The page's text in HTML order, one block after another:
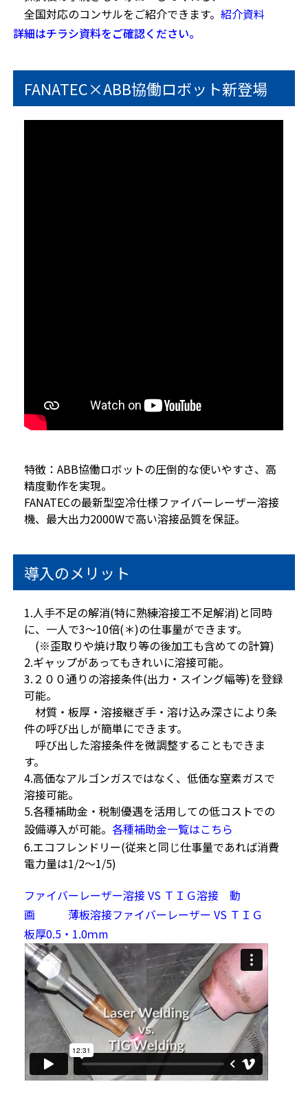
全国対応のコンサルをご紹介できます。紹介資料
詳細はチラシ資料をご確認ください。
FANATEC×ABB協働ロボット新登場
特徴：ABB協働ロボットの圧倒的な使いやすさ、高
精度動作を実現。
FANATECの最新型空冷仕様ファイバーレーザー溶接
機、最大出力2000Wで高い溶接品質を保証。
導入のメリット
1.人手不足の解消(特に熟練溶接工不足解消)と同時
に、一人で3～10倍(＊)の仕事量ができます。
(※歪取りや焼け取り等の後加工も含めての計算)
2.ギャップがあってもきれいに溶接可能。
3.２００通りの溶接条件(出力・スイング幅等)を登録
可能。
材質・板厚・溶接継ぎ手・溶け込み深さにより条
件の呼び出しが簡単にできます。
呼び出した溶接条件を微調整することもできま
す。
4.高価なアルゴンガスではなく、低価な窒素ガスで
溶接可能。
5.各種補助金・税制優遇を活用しての低コストでの
設備導入が可能。各種補助金一覧はこちら
6.エコフレンドリー(従来と同じ仕事量であれば消費
電力量は1/2～1/5)
ファイバーレーザー溶接 VS ＴＩＧ溶接 動
画
薄板溶接ファイバーレーザー VS ＴＩＧ
板厚0.5・1.0ｍm